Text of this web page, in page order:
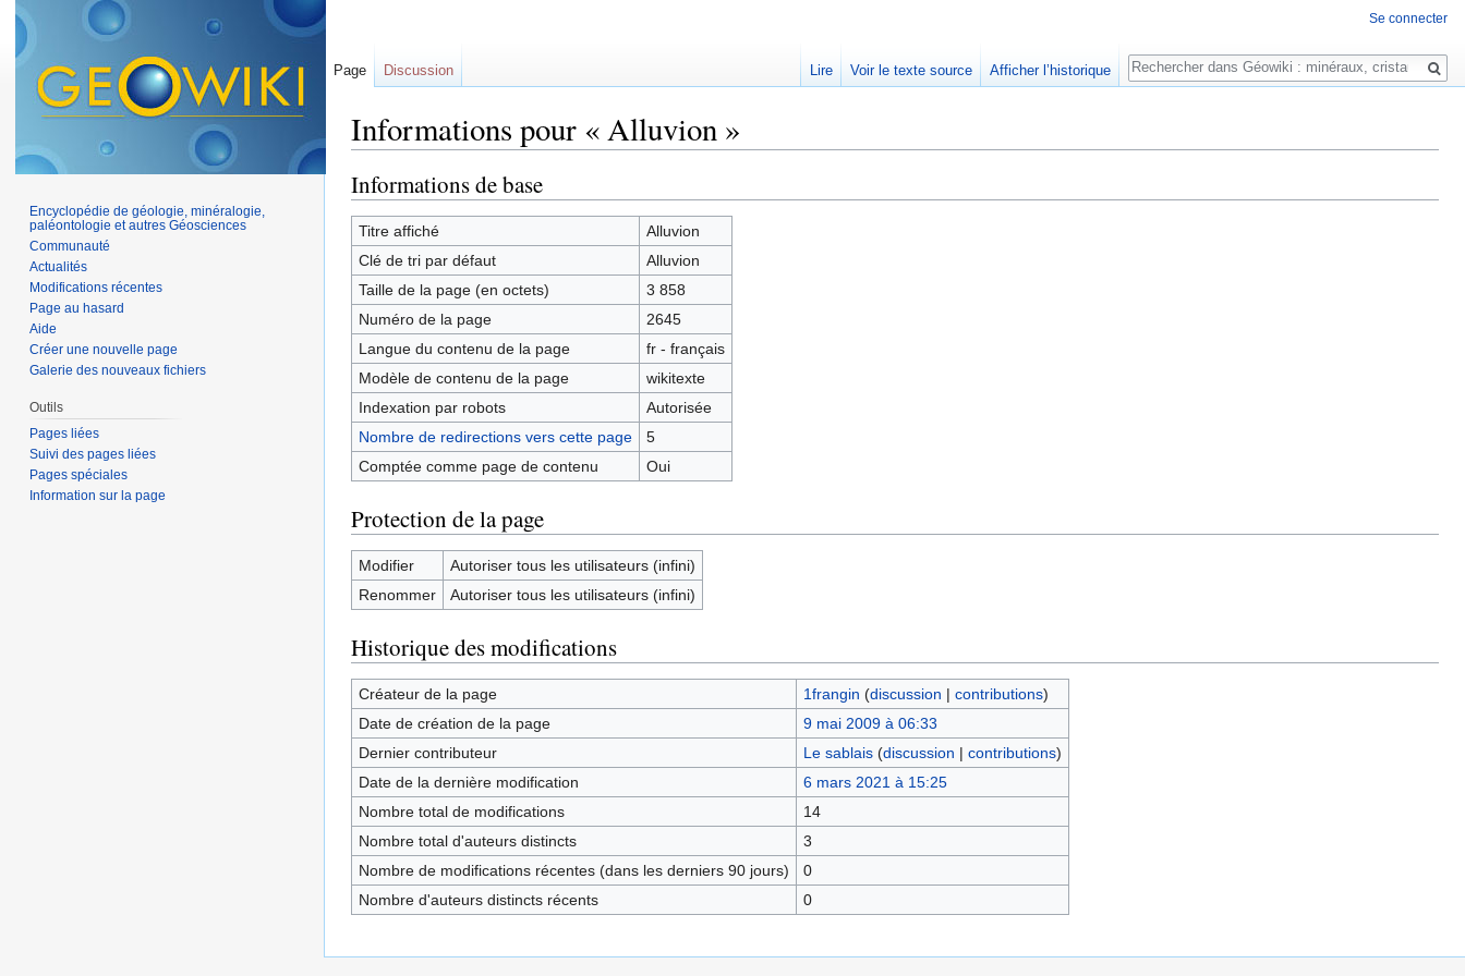
Informations pour « Alluvion »
Informations de base
Titre affiché
Alluvion
Clé de tri par défaut
Alluvion
Taille de la page (en octets)
3 858
Numéro de la page
2645
Langue du contenu de la page
fr - français
Modèle de contenu de la page
wikitexte
Indexation par robots
Autorisée
Nombre de redirections vers cette page
5
Comptée comme page de contenu
Oui
Protection de la page
Modifier
Autoriser tous les utilisateurs (infini)
Renommer
Autoriser tous les utilisateurs (infini)
Historique des modifications
Créateur de la page 1frangin (discussion | contributions)
Date de création de la page
9 mai 2009 à 06:33
Dernier contributeur
Le sablais (discussion | contributions)
Date de la dernière modification
6 mars 2021 à 15:25
Nombre total de modifications
14
Nombre total d'auteurs distincts
3
Nombre de modifications récentes (dans les derniers 90 jours)
0
Nombre d'auteurs distincts récents
0
Se connecter
Page Discussion Lire Voir le texte source Afficher l’historique
Rechercher
Encyclopédie de géologie, minéralogie,
paléontologie et autres Géosciences
Communauté
Actualités
Modifications récentes
Page au hasard
Aide
Créer une nouvelle page
Galerie des nouveaux fichiers
Outils
Pages liées
Suivi des pages liées
Pages spéciales
Information sur la page